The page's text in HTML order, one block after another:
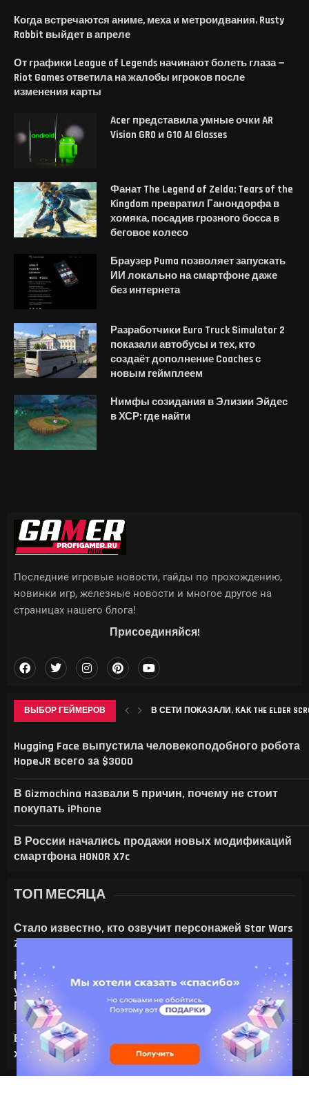
Когда встречаются аниме, меха и метроидвания. Rusty
Rabbit выйдет в апреле
От графики League of Legends начинают болеть глаза —
Riot Games ответила на жалобы игроков после
изменения карты
Acer представила умные очки AR
Vision GR0 и G10 AI Glasses
Фанат The Legend of Zelda: Tears of the
Kingdom превратил Ганондорфа в
хомяка, посадив грозного босса в
беговое колесо
Браузер Puma позволяет запускать
ИИ локально на смартфоне даже
без интернета
Разработчики Euro Truck Simulator 2
показали автобусы и тех, кто
создаёт дополнение Coaches с
новым геймплеем
Нимфы созидания в Элизии Эйдес
в ХСР: где найти
ВЫБОР ГЕЙМЕРОВ В СЕТИ ПОКАЗАЛИ, КАК THE ELDER
Hugging Face выпустила человекоподобного робота
HopeJR всего за $3000
В Gizmochina назвали 5 причин, почему не стоит
покупать iPhone
В России начались продажи новых модификаций
смартфона HONOR X7c
Последние игровые новости, гайды по прохождению,
новинки игр, железные новости и многое другое на
страницах нашего блога!
Присоединяйся!
ТОП МЕСЯЦА
Стало известно, кто озвучит персонажей Star Wars
Zero Company
На что только не идут ради ИИ — энтузиаст
установил серверную NVIDIA Tesla V100 в игровой
ПК с RTX 4080
Все амулеты и кольца в Gothic 1 Remake:
характеристики и способы получения